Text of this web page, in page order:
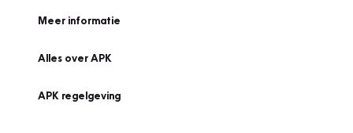
Meer informatie
Alles over APK
APK regelgeving